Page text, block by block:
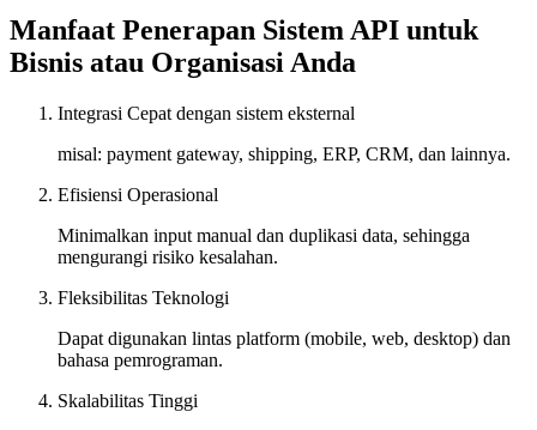
Manfaat Penerapan Sistem API untuk
Bisnis atau Organisasi Anda
Integrasi Cepat dengan sistem eksternal
misal: payment gateway, shipping, ERP, CRM, dan lainnya.
Efisiensi Operasional
Minimalkan input manual dan duplikasi data, sehingga
mengurangi risiko kesalahan.
Fleksibilitas Teknologi
Dapat digunakan lintas platform (mobile, web, desktop) dan
bahasa pemrograman.
Skalabilitas Tinggi